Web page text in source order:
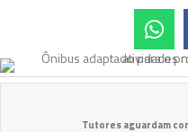
Tutores aguardam